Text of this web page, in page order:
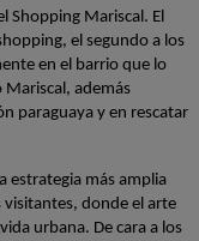
Shopping Mariscal. El
el segundo a los
en el barrio que lo
además
paraguaya y en rescatar
estrategia más amplia
visitantes, donde el arte
urbana. De cara a los